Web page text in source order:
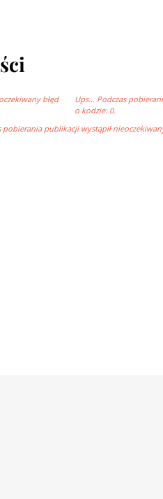
błęd
Ups… Podczas
o kodzie: 0.
pobierania publikacji wystąpił